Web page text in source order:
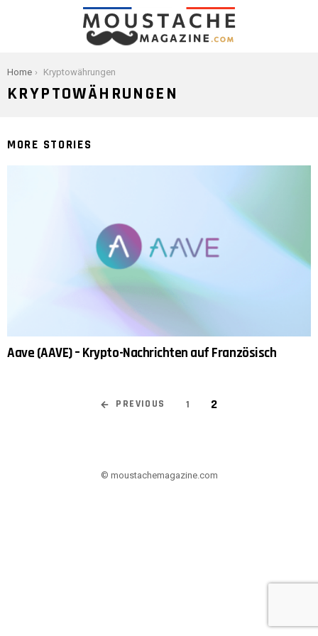
You are here:
Home Kryptowährungen
KRYPTOWÄHRUNGEN
MORE STORIES
Aave (AAVE) – Krypto-Nachrichten auf Französisch
PREVIOUS 1 2
© moustachemagazine.com